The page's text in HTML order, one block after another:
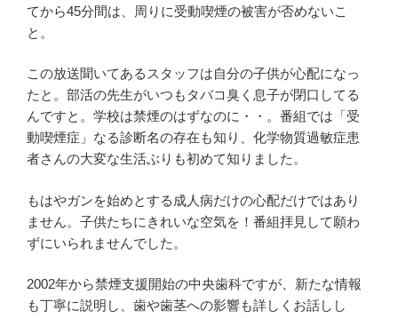
てから45分間は、周りに受動喫煙の被害が否めないこ
と。
この放送聞いてあるスタッフは自分の子供が心配になっ
たと。部活の先生がいつもタバコ臭く息子が閉口してる
んですと。学校は禁煙のはずなのに・・。番組では「受
動喫煙症」なる診断名の存在も知り、化学物質過敏症患
者さんの大変な生活ぶりも初めて知りました。
もはやガンを始めとする成人病だけの心配だけではあり
ません。子供たちにきれいな空気を！番組拝見して願わ
ずにいられませんでした。
2002年から禁煙支援開始の中央歯科ですが、新たな情報
も丁寧に説明し、歯や歯茎への影響も詳しくお話しし